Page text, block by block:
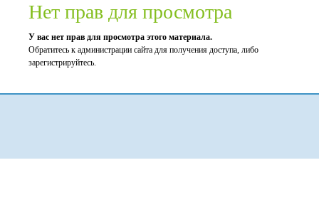
Нет прав для просмотра
У вас нет прав для просмотра этого материала.
Обратитесь к администрации сайта для получения доступа, либо
зарегистрируйтесь.